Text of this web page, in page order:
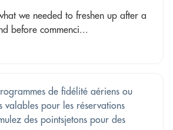
we needed to freshen up after a
before commenci...
de fidélité aériens ou
valables pour les réservations
des pointsjetons pour des